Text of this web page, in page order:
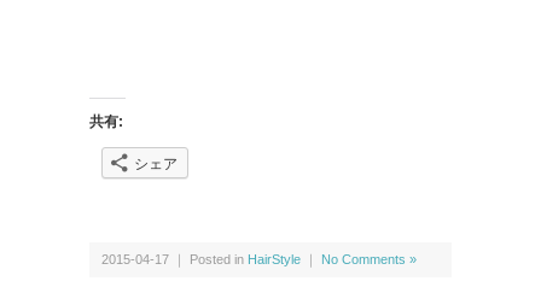
共有:
シェア
2015-04-17 ｜ Posted in HairStyle ｜ No Comments »